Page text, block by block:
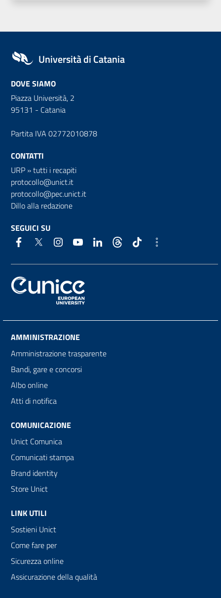
Università di Catania
DOVE SIAMO
Piazza Università, 2
95131 - Catania
Partita IVA 02772010878
CONTATTI
URP »tutti i recapiti
protocollo@unict.it
protocollo@pec.unict.it
Dillo alla redazione
SEGUICI SU
AMMINISTRAZIONE
Amministrazione trasparente
Bandi, gare e concorsi
Albo online
Atti di notifica
COMUNICAZIONE
Unict Comunica
Comunicati stampa
Brand identity
Store Unict
LINK UTILI
Sostieni Unict
Come fare per
Sicurezza online
Assicurazione della qualità